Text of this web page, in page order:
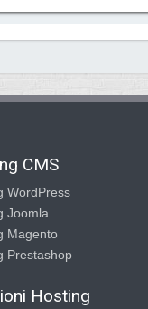
CMS
WordPress
Joomla
Magento
Prestashop
Hosting